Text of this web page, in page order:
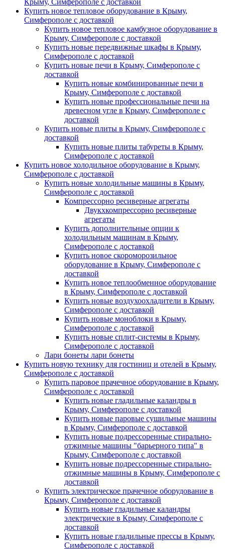
Крыму, Симферополе с доставкой
Купить новое тепловое оборудование в Крыму,
Симферополе с доставкой
Купить новое тепловое камбузное оборудование в
Крыму, Симферополе с доставкой
Купить новые передвижные шкафы в Крыму,
Симферополе с доставкой
Купить новые печи в Крыму, Симферополе с
доставкой
Купить новые комбинированные печи в
Крыму, Симферополе с доставкой
Купить новые профессиональные печи на
древесном угле в Крыму, Симферополе с
доставкой
Купить новые плиты в Крыму, Симферополе с
доставкой
Купить новые плиты табуреты в Крыму,
Симферополе с доставкой
Купить новое холодильное оборудование в Крыму,
Симферополе с доставкой
Купить новые холодильные машины в Крыму,
Симферополе с доставкой
Компрессорно ресиверные агрегаты
Двукхкомпрессорно ресиверные
агрегаты
Купить дополнительные опции к
холодильным машинам в Крыму,
Симферополе с доставкой
Купить новое скороморозильное
оборудование в Крыму, Симферополе с
доставкой
Купить новое теплообменное оборудование
в Крыму, Симферополе с доставкой
Купить новые воздухоохладители в Крыму,
Симферополе с доставкой
Купить новые моноблоки в Крыму,
Симферополе с доставкой
Купить новые сплит-системы в Крыму,
Симферополе с доставкой
Лари бонеты лари бонеты
Купить новую технику для гостиниц и отелей в Крыму,
Симферополе с доставкой
Купить паровое прачечное оборудование в Крыму,
Симферополе с доставкой
Купить новые гладильные каландры в
Крыму, Симферополе с доставкой
Купить новые паровые сушильные машины
в Крыму, Симферополе с доставкой
Купить новые подрессоренные стирально-
отжимные машины "барьерного типа" в
Крыму, Симферополе с доставкой
Купить новые подрессоренные стирально-
отжимные машины в Крыму, Симферополе с
доставкой
Купить электрическое прачечное оборудование в
Крыму, Симферополе с доставкой
Купить новые гладильные каландры
электрические в Крыму, Симферополе с
доставкой
Купить новые гладильные прессы в Крыму,
Симферополе с доставкой